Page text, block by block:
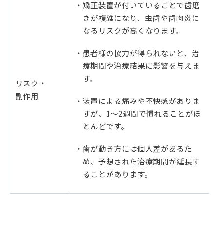
リスク・
副作用
・矯正装置が付いていることで歯磨
きが複雑になり、虫歯や歯肉炎に
なるリスクが高くなります。
・患者様の協力が得られないと、治
療期間や治療結果に影響を与えま
す。
・装置による痛みや不快感がありま
すが、1～2週間で慣れることがほ
とんどです。
・歯が動き方には個人差があるた
め、予想された治療期間が延長す
ることがあります。